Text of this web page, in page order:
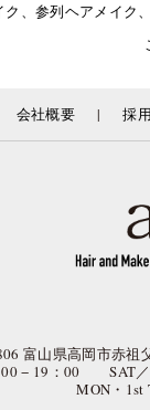
、参列ヘアメイ
会社概要 | 採
富山県高岡市赤
00 − 19：00 SAT
MON・1st